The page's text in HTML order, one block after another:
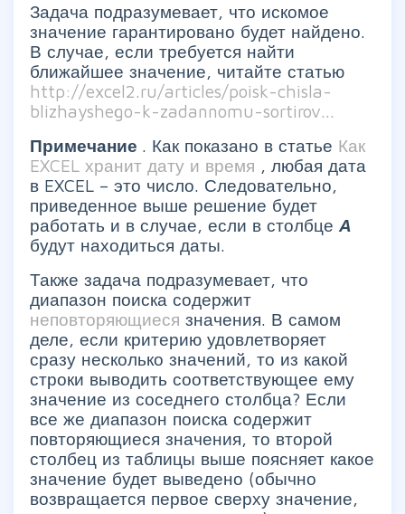
Задача подразумевает, что искомое
значение гарантировано будет найдено.
В случае, если требуется найти
ближайшее значение, читайте статью
http://excel2.ru/articles/poisk-chisla-
blizhayshego-k-zadannomu-sortirov...
Примечание . Как показано в статье Как
EXCEL хранит дату и время , любая дата
в EXCEL – это число. Следовательно,
приведенное выше решение будет
работать и в случае, если в столбце А
будут находиться даты.
Также задача подразумевает, что
диапазон поиска содержит
неповторяющиеся значения. В самом
деле, если критерию удовлетворяет
сразу несколько значений, то из какой
строки выводить соответствующее ему
значение из соседнего столбца? Если
все же диапазон поиска содержит
повторяющиеся значения, то второй
столбец из таблицы выше поясняет какое
значение будет выведено (обычно
возвращается первое сверху значение,